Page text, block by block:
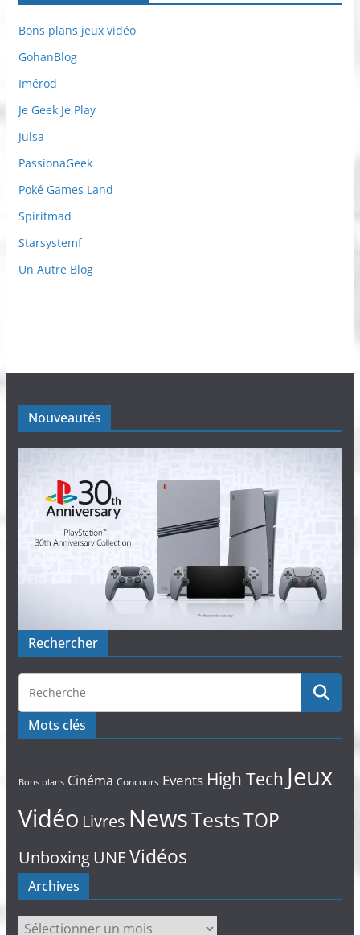
Bons plans jeux vidéo
GohanBlog
Imérod
Je Geek Je Play
Julsa
PassionaGeek
Poké Games Land
Spiritmad
Starsystemf
Un Autre Blog
Nouveautés
Rechercher
Mots clés
Bons plans Cinéma Concours Events High Tech Jeux
Vidéo Livres NewsTestsTOP
UnboxingUNEVidéos
Archives
Archives